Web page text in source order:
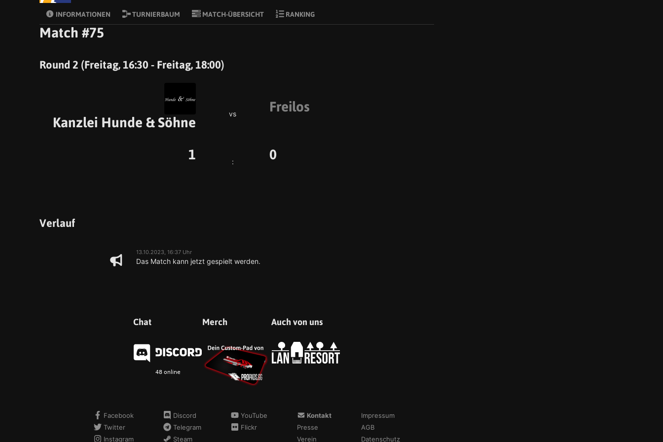
INFORMATIONEN TURNIERBAUM MATCH-ÜBERSICHT RANKING
Match #75
Round 2 (Freitag, 16:30 - Freitag, 18:00)
Kanzlei Hunde & Söhne
vs Freilos
1 : 0
Verlauf
13.10.2023, 16:37 Uhr
Das Match kann jetzt gespielt werden.
Chat Merch Auch von uns
Facebook
Twitter
Instagram
Discord
Telegram
Steam
YouTube
Flickr
Kontakt
Presse
Verein
Impressum
AGB
Datenschutz